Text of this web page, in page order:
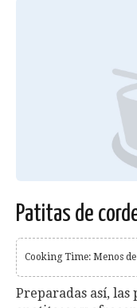
Patitas de
Cooking Time: Menos
Preparadas así, las